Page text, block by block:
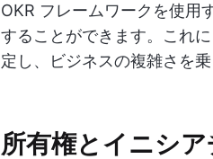
OKR フレームワークを使用
することができます。これ
定し、ビジネスの複雑さを
所有権とイニシ